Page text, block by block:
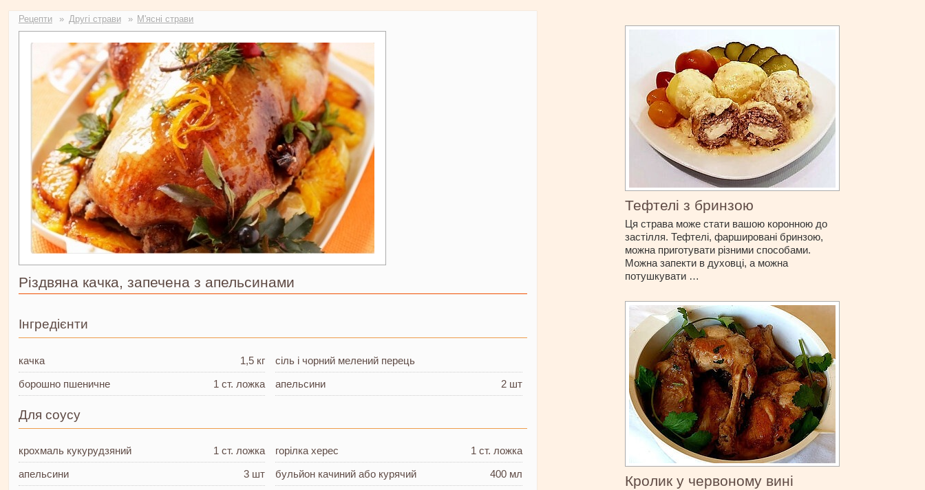
Ви тут
Рецепти Другі страви М'ясні страви
Різдвяна качка, запечена з апельсинами
Інгредієнти
качка
1,5 кг
борошно пшеничне
1 ст. ложка
сіль і чорний мелений перець
апельсини
2 шт
Для соусу
крохмаль кукурудзяний
1 ст. ложка
апельсини
3 шт
горілкахерес
1 ст. ложка
бульйон качиний або курячий 400 мл
Тефтелі з бринзою
Ця страва може стати вашою коронною до
застілля. Тефтелі, фаршировані бринзою,
можна приготувати різними способами.
Можна запекти в духовці, а можна
потушкувати …
Кролик у червоному вині